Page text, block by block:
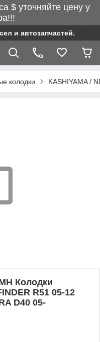
$ уточняйте цену у
и автозапчастей.
колодки KASHIYAMA /
Колодки
R51 05-12
D40 05-